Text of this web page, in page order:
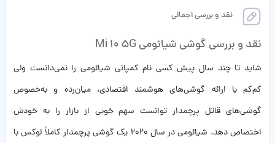
نقد و بررسی اجمالی
نقد و بررسی گوشی شیائومی Mi 10 5G
شاید تا چند سال پیش کسی نام کمپانی شیائومی را نمی‌دانست ولی
کم‌کم با ارائه گوشی‌های هوشمند اقتصادی، میان‌رده و به‌خصوص
گوشی‌های قاتل پرچمدار توانست سهم خوبی از بازار را به خودش
اختصاص دهد. شیائومی در سال 2020 یک گوشی پرچمدار کاملاً لوکس با